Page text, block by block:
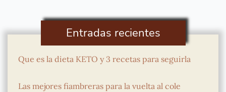
Entradas recientes
Que es la dieta KETO y 3 recetas para seguirla
Las mejores fiambreras para la vuelta al cole